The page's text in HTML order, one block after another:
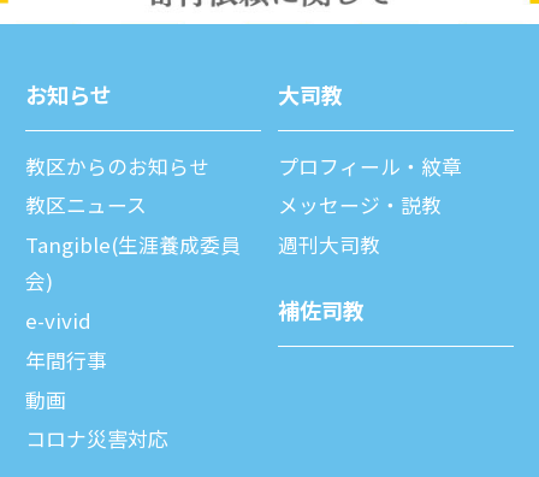
お知らせ
教区からのお知らせ
教区ニュース
Tangible(生涯養成委員
会)
e-vivid
年間⾏事
動画
コロナ災害対応
⼤司教
プロフィール・紋章
メッセージ・説教
週刊⼤司教
補佐司教